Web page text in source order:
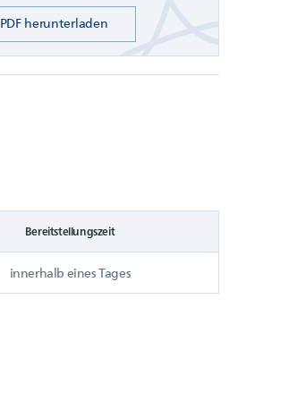
PDF herunterladen
Bereitstellungszeit
innerhalb eines Tages